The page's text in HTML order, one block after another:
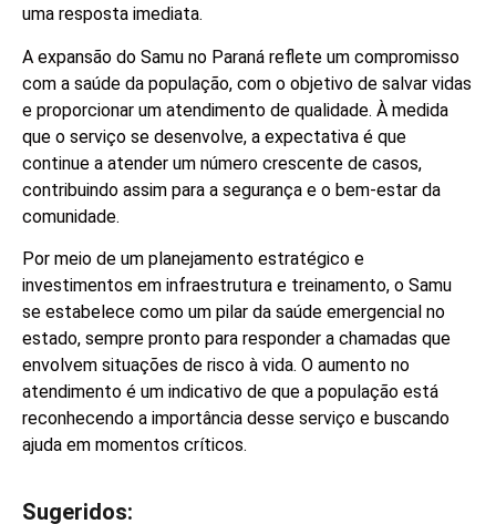
uma resposta imediata.
A expansão do Samu no Paraná reflete um compromisso
com a saúde da população, com o objetivo de salvar vidas
e proporcionar um atendimento de qualidade. À medida
que o serviço se desenvolve, a expectativa é que
continue a atender um número crescente de casos,
contribuindo assim para a segurança e o bem-estar da
comunidade.
Por meio de um planejamento estratégico e
investimentos em infraestrutura e treinamento, o Samu
se estabelece como um pilar da saúde emergencial no
estado, sempre pronto para responder a chamadas que
envolvem situações de risco à vida. O aumento no
atendimento é um indicativo de que a população está
reconhecendo a importância desse serviço e buscando
ajuda em momentos críticos.
Sugeridos: